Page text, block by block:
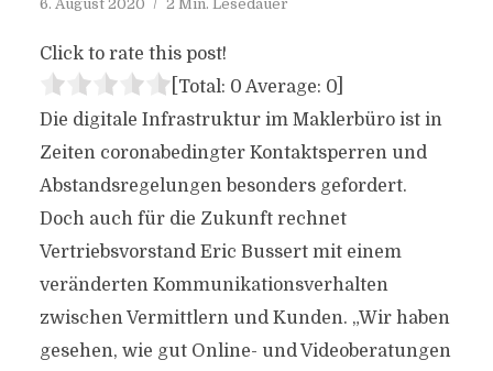
6. August 2020 2 Min. Lesedauer
Click to rate this post!
[Total: 0 Average: 0]
Die digitale Infrastruktur im Maklerbüro ist in
Zeiten coronabedingter Kontaktsperren und
Abstandsregelungen besonders gefordert.
Doch auch für die Zukunft rechnet
Vertriebsvorstand Eric Bussert mit einem
veränderten Kommunikationsverhalten
zwischen Vermittlern und Kunden. „Wir haben
gesehen, wie gut Online- und Videoberatungen